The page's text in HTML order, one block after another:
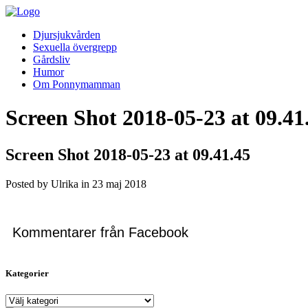
Djursjukvården
Sexuella övergrepp
Gårdsliv
Humor
Om Ponnymamman
Screen Shot 2018-05-23 at
Screen Shot 2018-05-23 at 09.41.45
Posted by Ulrika in 23 maj 2018
Kommentarer från Facebook
Kategorier
Kategorier